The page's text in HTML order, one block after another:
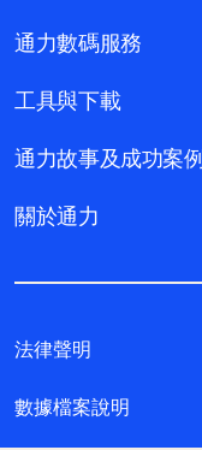
通力數碼服務
工具與下載
通力故事及成功案例
關於通力
法律聲明
數據檔案說明